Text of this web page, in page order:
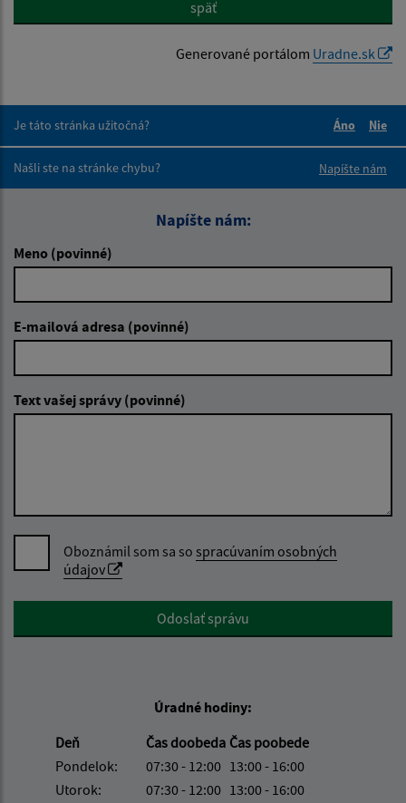
späť
Generované portálom Uradne.sk
Je táto stránka užitočná?
Áno
Nie
Našli ste na stránke chybu?
Napíšte nám
Napíšte nám:
Meno (povinné)
E-mailová adresa (povinné)
Text vašej správy (povinné)
Oboznámil som sa so spracúvaním osobných
údajov
Google reCaptcha ResponseOdoslať správu
Úradné hodiny:
Deň
Čas doobeda Čas poobede
Pondelok:
07:30 - 12:00 13:00 - 16:00
Utorok:
07:30 - 12:00 13:00 - 16:00